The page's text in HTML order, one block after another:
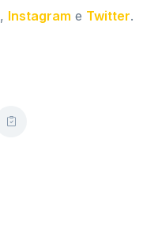
, Instagram e Twitter.